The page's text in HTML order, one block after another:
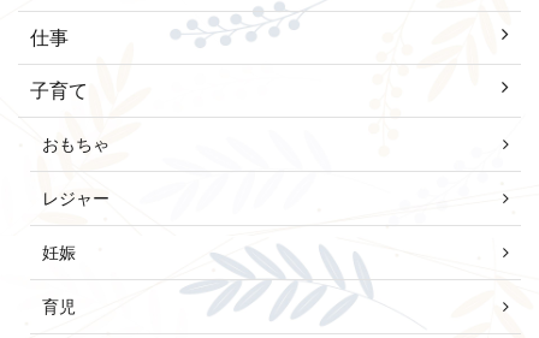
仕事
子育て
おもちゃ
レジャー
妊娠
育児